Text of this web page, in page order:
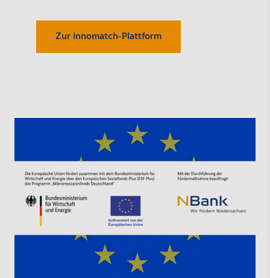
Zur innomatch-Plattform